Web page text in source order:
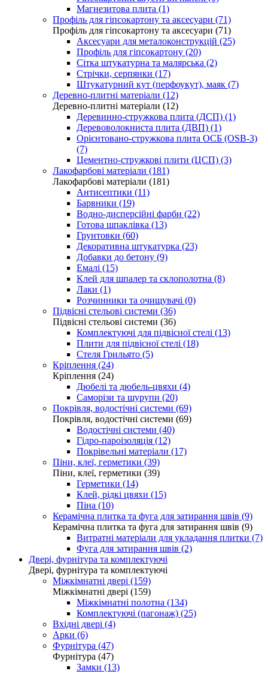
Магнезитова плита (1)
Профіль для гіпсокартону та аксесуари (71)
Профіль для гіпсокартону та аксесуари (71)
Аксесуари для металоконструкцій (25)
Профіль для гіпсокартону (20)
Сітка штукатурна та малярська (2)
Стрічки, серпянки (17)
Штукатурний кут (перфоукут), маяк (7)
Деревно-плитні матеріали (12)
Деревно-плитні матеріали (12)
Деревинно-стружкова плита (ДСП) (1)
Деревоволокниста плита (ДВП) (1)
Орієнтовано-стружкова плита ОСБ (OSB-3)
(7)
Цементно-стружкові плити (ЦСП) (3)
Лакофарбові матеріали (181)
Лакофарбові матеріали (181)
Антисептики (11)
Барвники (19)
Водно-дисперсійні фарби (22)
Готова шпаклівка (13)
Грунтовки (60)
Декоративна штукатурка (23)
Добавки до бетону (9)
Емалі (15)
Клей для шпалер та склополотна (8)
Лаки (1)
Розчинники та очищувачі (0)
Підвісні стельові системи (36)
Підвісні стельові системи (36)
Комплектуючі для підвісної стелі (13)
Плити для підвісної стелі (18)
Стеля Грильято (5)
Кріплення (24)
Кріплення (24)
Дюбелі та дюбель-цвяхи (4)
Саморізи та шурупи (20)
Покрівля, водостічні системи (69)
Покрівля, водостічні системи (69)
Водостічні системи (40)
Гідро-пароізоляція (12)
Покрівельні матеріали (17)
Піни, клеї, герметики (39)
Піни, клеї, герметики (39)
Герметики (14)
Клей, рідкі цвяхи (15)
Піна (10)
Керамічна плитка та фуга для затирання швів (9)
Керамічна плитка та фуга для затирання швів (9)
Витратні матеріали для укладання плитки (7)
Фуга для затирання швів (2)
Двері, фурнітура та комплектуючі
Двері, фурнітура та комплектуючі
Міжкімнатні двері (159)
Міжкімнатні двері (159)
Міжкімнатні полотна (134)
Комплектуючі (пагонаж) (25)
Вхідні двері (4)
Арки (6)
Фурнітура (47)
Фурнітура (47)
Замки (13)